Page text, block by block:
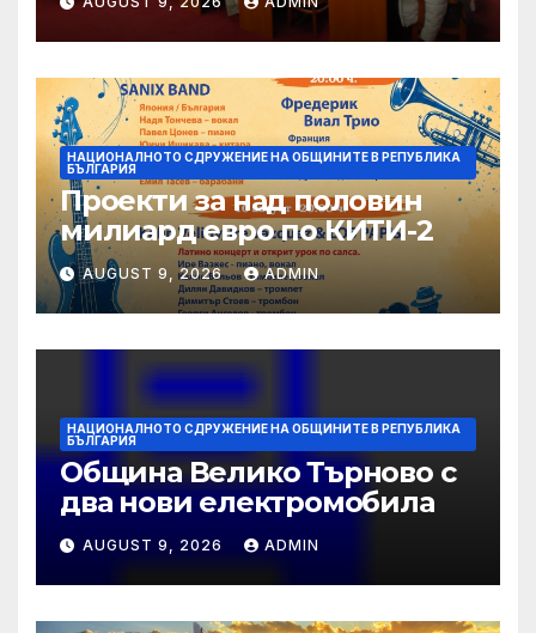
Sofia
НАЦИОНАЛНОТО СДРУЖЕНИЕ НА ОБЩИНИТЕ В РЕПУБЛИКА
БЪЛГАРИЯ
Проекти за над половин
милиард евро по КИТИ-2
AUGUST 9, 2026 ADMIN
НАЦИОНАЛНОТО СДРУЖЕНИЕ НА ОБЩИНИТЕ В РЕПУБЛИКА
БЪЛГАРИЯ
Община Велико Търново с
два нови електромобила
AUGUST 9, 2026 ADMIN